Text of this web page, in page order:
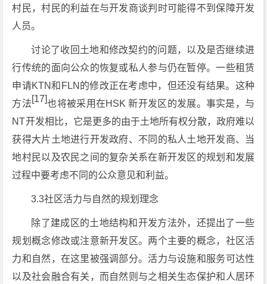
村民，村民的利益在与开发商谈判时可能得不到保障开发
人员。
讨论了收回土地和修改契约的问题，以及是否继续进
行传统的面向公众的恢复或私人参与仍在暂停。一些租赁
申请KTN和FLN的修改正在考虑中，但还没有结果。这种
方法[17]也将被采用在HSK 新开发区的发展。事实是，与
NT开发相比，它是更多的由于土地所有权分散，政府难以
获得大片土地进行开发政府、不同的私人土地开发商、当
地村民以及农民之间的复杂关系在新开发区的规划和发展
过程中要考虑不同的公众意见和利益。
3.3社区活力与自然的规划理念
除了建成区的土地结构和开发方法外，还提出了一些
规划概念修改或注意新开发区。两个主要的概念，社区活
力和自然，在这里被强调部分。活力与设施和服务可达性
以及社会融合有关，而自然则与之相关生态保护和人居环